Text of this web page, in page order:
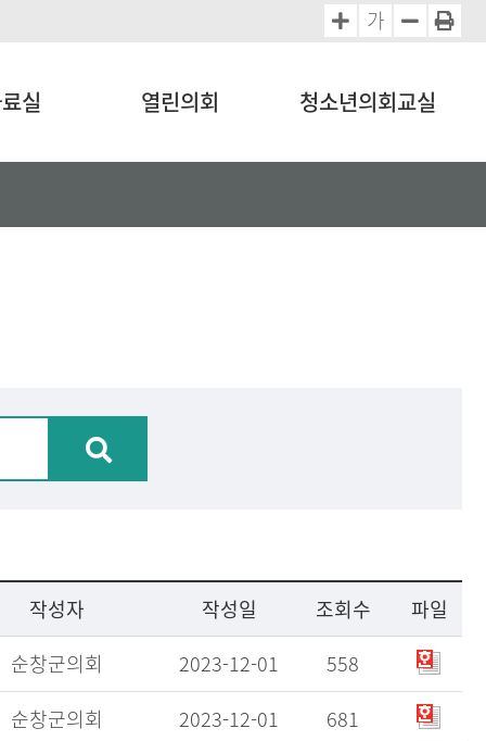
가
실 열린의회 청소년의회교실
작성자 작성일 조회수
파일
순창군의회
2023-12-01
558
순창군의회
2023-12-01
681